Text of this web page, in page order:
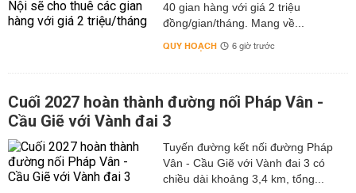
40 gian hàng với giá 2 triệu
đồng/gian/tháng. Mang về...
QUY HOẠCH 6 giờ trước
Cuối 2027 hoàn thành đường nối Pháp Vân -
Cầu Giẽ với Vành đai 3
Tuyến đường kết nối đường Pháp
Vân - Cầu Giẽ với Vành đai 3 có
chiều dài khoảng 3,4 km, tổng...